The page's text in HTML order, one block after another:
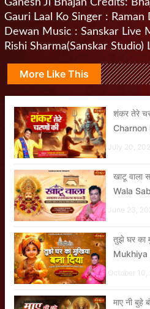
Ganesh Ji Bhajan Credits:
Gauri Laal Ko Singer : Raman
Dewan Music : Sanskar Live
Rishi Sharma(Sanskar
More Like This
शंकर तेरे
Charnon
July 20,
खाटू वाला
Wala
June 23,
तुझे घर का
Mukhiya
October 10,
माए नी